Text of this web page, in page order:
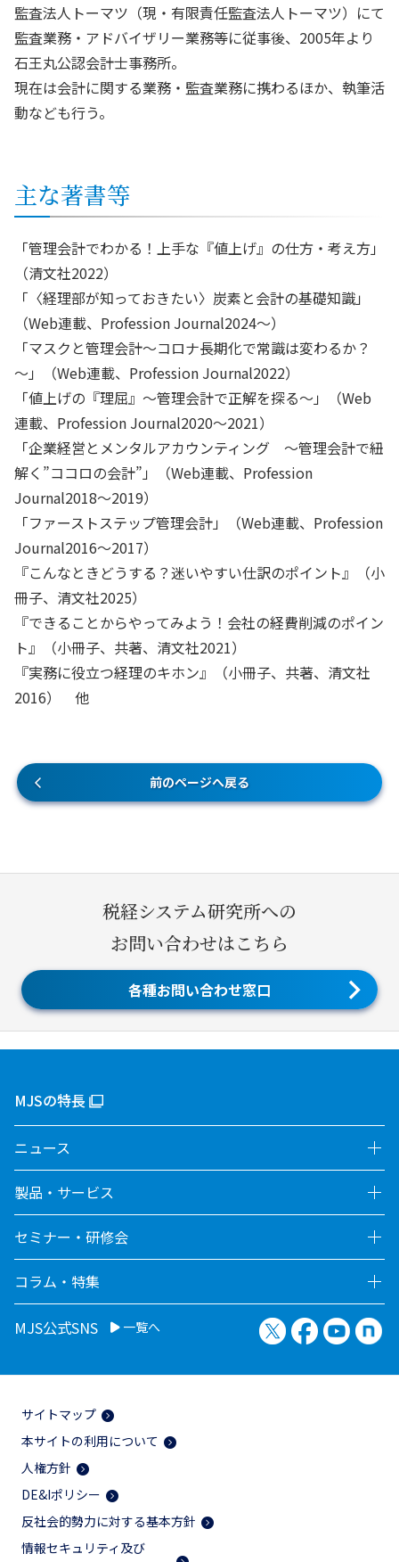
監査法人トーマツ（現・有限責任監査法人トーマツ）にて
監査業務・アドバイザリー業務等に従事後、2005年より
石王丸公認会計士事務所。
現在は会計に関する業務・監査業務に携わるほか、執筆活
動なども行う。
主な著書等
「管理会計でわかる！上手な『値上げ』の仕方・考え方」
（清文社2022）
「〈経理部が知っておきたい〉炭素と会計の基礎知識」
（Web連載、Profession Journal2024～）
「マスクと管理会計～コロナ長期化で常識は変わるか？
～」（Web連載、Profession Journal2022）
「値上げの『理屈』～管理会計で正解を探る～」（Web
連載、Profession Journal2020～2021）
「企業経営とメンタルアカウンティング ～管理会計で紐
解く”ココロの会計”」（Web連載、Profession
Journal2018～2019）
「ファーストステップ管理会計」（Web連載、Profession
Journal2016～2017）
『こんなときどうする？迷いやすい仕訳のポイント』（小
冊子、清文社2025）
『できることからやってみよう！会社の経費削減のポイン
ト』（小冊子、共著、清文社2021）
『実務に役立つ経理のキホン』（小冊子、共著、清文社
2016） 他
前のページへ戻る
税経システム研究所への
お問い合わせはこちら
各種お問い合わせ窓口
MJSの特長
ニュース
製品・サービス
セミナー・研修会
コラム・特集
MJS公式SNS 一覧へ X（旧Twitter）
Facebook
サイトマップ
本サイトの利用について
人権方針
DE&Iポリシー
反社会的勢力に対する基本方針
情報セキュリティ及び